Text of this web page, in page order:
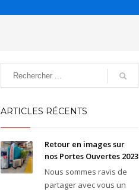
ARTICLES RÉCENTS
Retour en images sur
nos Portes Ouvertes 2023
Nous sommes ravis de
partager avec vous un